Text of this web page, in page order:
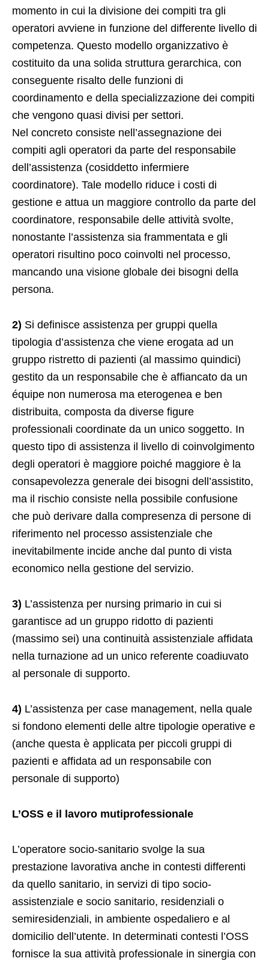
momento in cui la divisione dei compiti tra gli
operatori avviene in funzione del differente livello di
competenza. Questo modello organizzativo è
costituito da una solida struttura gerarchica, con
conseguente risalto delle funzioni di
coordinamento e della specializzazione dei compiti
che vengono quasi divisi per settori.
Nel concreto consiste nell’assegnazione dei
compiti agli operatori da parte del responsabile
dell’assistenza (cosiddetto infermiere
coordinatore). Tale modello riduce i costi di
gestione e attua un maggiore controllo da parte del
coordinatore, responsabile delle attività svolte,
nonostante l’assistenza sia frammentata e gli
operatori risultino poco coinvolti nel processo,
mancando una visione globale dei bisogni della
persona.
2) Si definisce assistenza per gruppi quella
tipologia d’assistenza che viene erogata ad un
gruppo ristretto di pazienti (al massimo quindici)
gestito da un responsabile che è affiancato da un
équipe non numerosa ma eterogenea e ben
distribuita, composta da diverse figure
professionali coordinate da un unico soggetto. In
questo tipo di assistenza il livello di coinvolgimento
degli operatori è maggiore poiché maggiore è la
consapevolezza generale dei bisogni dell’assistito,
ma il rischio consiste nella possibile confusione
che può derivare dalla compresenza di persone di
riferimento nel processo assistenziale che
inevitabilmente incide anche dal punto di vista
economico nella gestione del servizio.
3) L’assistenza per nursing primario in cui si
garantisce ad un gruppo ridotto di pazienti
(massimo sei) una continuità assistenziale affidata
nella turnazione ad un unico referente coadiuvato
al personale di supporto.
4) L’assistenza per case management, nella quale
si fondono elementi delle altre tipologie operative e
(anche questa è applicata per piccoli gruppi di
pazienti e affidata ad un responsabile con
personale di supporto)
L’OSS e il lavoro mutiprofessionale
L’operatore socio-sanitario svolge la sua
prestazione lavorativa anche in contesti differenti
da quello sanitario, in servizi di tipo socio-
assistenziale e socio sanitario, residenziali o
semiresidenziali, in ambiente ospedaliero e al
domicilio dell’utente. In determinati contesti l’OSS
fornisce la sua attività professionale in sinergia con